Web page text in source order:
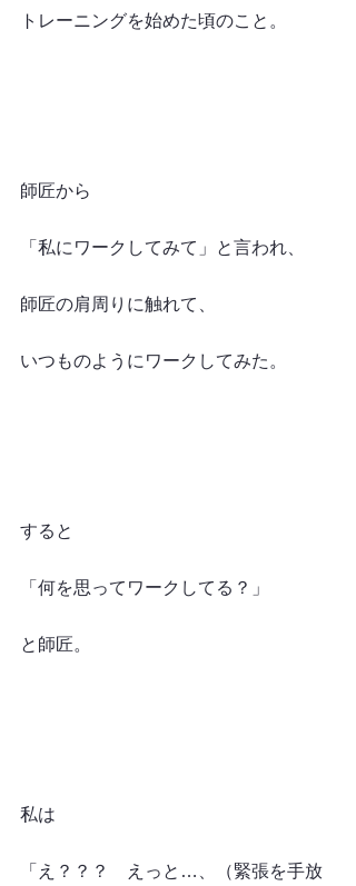
トレーニングを始めた頃のこと。
師匠から
「私にワークしてみて」と言われ、
師匠の肩周りに触れて、
いつものようにワークしてみた。
すると
「何を思ってワークしてる？」
と師匠。
私は
「え？？？　えっと…、（緊張を手放